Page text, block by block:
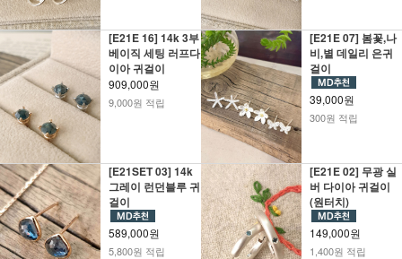
[E21E 16] 14k 3부
베이직 세팅 러프다
이아 귀걸이
909,000원
9,000원 적립
[E21E 07] 봄꽃,나
비,별 데일리 은귀
걸이
39,000원
300원 적립
[E21SET 03] 14k
그레이 런던블루 귀
걸이
589,000원
5,800원 적립
[E21E 02] 무광 실
버 다이아 귀걸이
(원터치)
149,000원
1,400원 적립